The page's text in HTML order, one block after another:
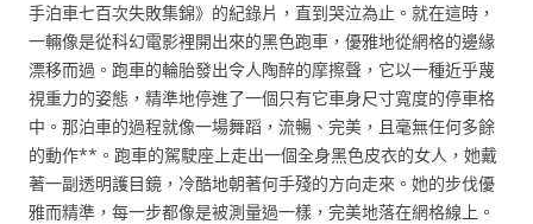
手泊車七百次失敗集錦》的紀錄片，直到哭泣為止。就在這時，
一輛像是從科幻電影裡開出來的黑色跑車，優雅地從網格的邊緣
漂移而過。跑車的輪胎發出令人陶醉的摩擦聲，它以一種近乎蔑
視重力的姿態，精準地停進了一個只有它車身尺寸寬度的停車格
中。那泊車的過程就像一場舞蹈，流暢、完美，且毫無任何多餘
的動作**。跑車的駕駛座上走出一個全身黑色皮衣的女人，她戴
著一副透明護目鏡，冷酷地朝著何手殘的方向走來。她的步伐優
雅而精準，每一步都像是被測量過一樣，完美地落在網格線上。